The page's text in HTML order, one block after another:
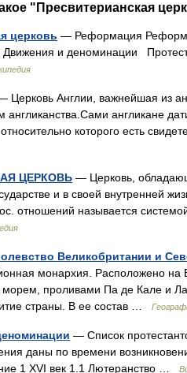
"Пресвитерианская
церковь — Реформация
и деноминации
Церковь Англии, важнейшая из
англиканства.Сами англикане
которого есть
ЦЕРКОВЬ — Церковь,
и в своей внутренней
отношений называется
Великобритании и
монархия. Расположено на
проливами Па де Кале и
страны. В ее состав …
— Список
даны по времени
1 XVI век 1.1 Лютеранство …